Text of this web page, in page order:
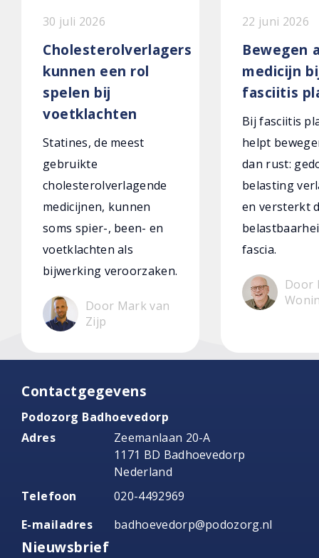
30 juli 2026
Cholesterolverlagers
kunnen een rol
spelen bij
voetklachten
Statines, de meest
gebruikte
cholesterolverlagende
medicijnen, kunnen
soms spier-, been- en
voetklachten als
bijwerking veroorzaken.
Door Mark van
Zijp
22 juni 2026
Bewegen
medicijn
fasciitis
Bij fasciitis
helpt
dan rust:
belasting
en versterkt
fascia.
Door
Contactgegevens
Podozorg Badhoevedorp
Adres
Zeemanlaan 20-A
1171 BD Badhoevedorp
Nederland
Telefoon
020-4492969
E-mailadres
badhoevedorp@podozorg.nl
Nieuwsbrief